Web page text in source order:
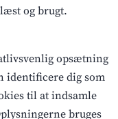
og brugt.
opsætning
identificere dig som
til at indsamle
bruges